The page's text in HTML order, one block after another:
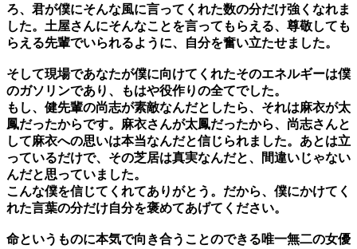
ろ、君が僕にそんな風に言ってくれた数の分だけ強くなれま
した。土屋さんにそんなことを言ってもらえる、尊敬しても
らえる先輩でいられるように、自分を奮い立たせました。
そして現場であなたが僕に向けてくれたそのエネルギーは僕
のガソリンであり、もはや役作りの全てでした。
もし、健先輩の尚志が素敵なんだとしたら、それは麻衣が太
鳳だったからです。麻衣さんが太鳳だったから、尚志さんと
して麻衣への思いは本当なんだと信じられました。あとは立
っているだけで、その芝居は真実なんだと、間違いじゃない
んだと思っていました。
こんな僕を信じてくれてありがとう。だから、僕にかけてく
れた言葉の分だけ自分を褒めてあげてください。
命というものに本気で向き合うことのできる唯一無二の女優